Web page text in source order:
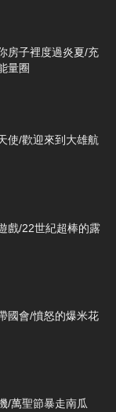
房子裡度過炎夏/充
量圈
使/歡迎來到大雄航
戲/22世紀超棒的露
國會/憤怒的爆米花
/萬聖節暴走南瓜